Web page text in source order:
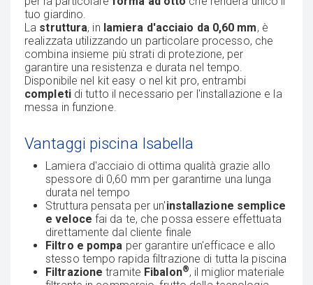
tuo giardino.
La struttura, in lamiera d'acciaio da 0,60 mm, è
realizzata utilizzando un particolare processo, che
combina insieme più strati di protezione, per
garantire una resistenza e durata nel tempo.
Disponibile nel kit easy o nel kit pro, entrambi
completidi tutto il necessario per l'installazione e la
messa in funzione.
Vantaggi piscina Isabella
Lamiera d'acciaio di ottima qualità grazie allo
spessore di 0,60 mm per garantirne una lunga
durata nel tempo
Struttura pensata per un'installazione semplice
e veloce fai da te, che possa essere effettuata
direttamente dal cliente finale
Filtro e pompa per garantire un'efficace e allo
stesso tempo rapida filtrazione di tutta la piscina
Filtrazione tramite Fibalon®, il miglior materiale